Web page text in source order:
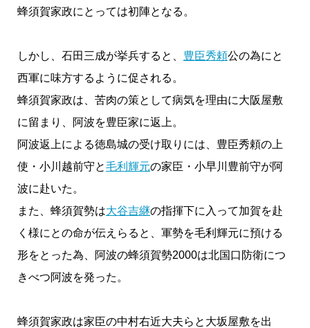
蜂須賀家政にとっては初陣となる。
しかし、石田三成が挙兵すると、 豊臣秀頼公の為にと
西軍に味方するように促される。
蜂須賀家政は、苦肉の策として病気を理由に大阪屋敷
に留まり、阿波を豊臣家に返上。
阿波返上による徳島城の受け取りには、豊臣秀頼の上
使・小川越前守と毛利輝元の家臣・小早川豊前守が阿
波に赴いた。
また、蜂須賀勢は大谷吉継の指揮下に入って加賀を赴
く様にとの命が伝えらると、軍勢を毛利輝元に預ける
形をとった為、阿波の蜂須賀勢2000は北国口防衛につ
きべつ阿波を発った。
蜂須賀家政は家臣の中村右近大夫らと大坂屋敷を出